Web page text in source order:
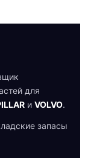
для
и VOLVO.
запасы